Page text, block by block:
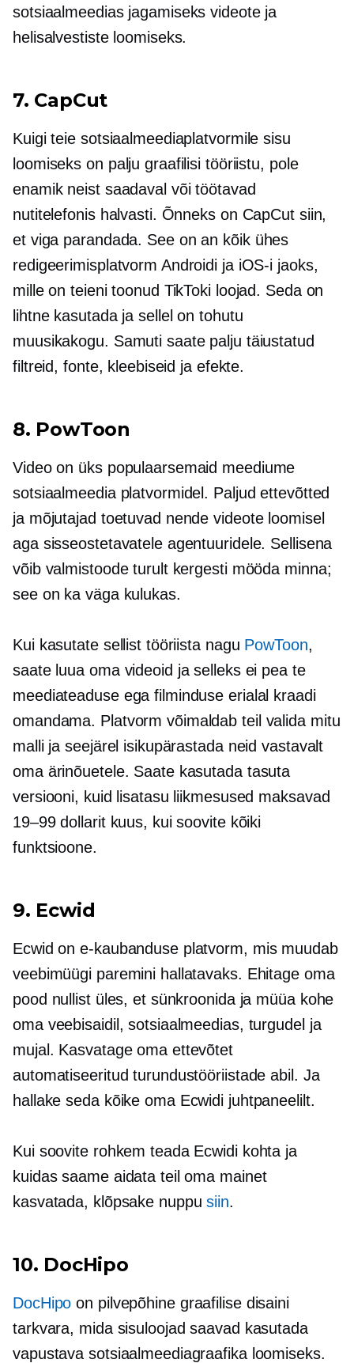
sotsiaalmeedias jagamiseks videote ja
helisalvestiste loomiseks.
7. CapCut
Kuigi teie sotsiaalmeediaplatvormile sisu
loomiseks on palju graafilisi tööriistu, pole
enamik neist saadaval või töötavad
nutitelefonis halvasti. Õnneks on CapCut siin,
et viga parandada. See on an kõik ühes
redigeerimisplatvorm Androidi ja iOS-i jaoks,
mille on teieni toonud TikToki loojad. Seda on
lihtne kasutada ja sellel on tohutu
muusikakogu. Samuti saate palju täiustatud
filtreid, fonte, kleebiseid ja efekte.
8. PowToon
Video on üks populaarsemaid meediume
sotsiaalmeedia platvormidel. Paljud ettevõtted
ja mõjutajad toetuvad nende videote loomisel
aga sisseostetavatele agentuuridele. Sellisena
võib valmistoode turult kergesti mööda minna;
see on ka väga kulukas.
Kui kasutate sellist tööriista nagu PowToon,
saate luua oma videoid ja selleks ei pea te
meediateaduse ega filminduse erialal kraadi
omandama. Platvorm võimaldab teil valida mitu
malli ja seejärel isikupärastada neid vastavalt
oma ärinõuetele. Saate kasutada tasuta
versiooni, kuid lisatasu liikmesused maksavad
19–99 dollarit kuus, kui soovite kõiki
funktsioone.
9. Ecwid
Ecwid on e-kaubanduse platvorm, mis muudab
veebimüügi paremini hallatavaks. Ehitage oma
pood nullist üles, et sünkroonida ja müüa kohe
oma veebisaidil, sotsiaalmeedias, turgudel ja
mujal. Kasvatage oma ettevõtet
automatiseeritud turundustööriistade abil. Ja
hallake seda kõike oma Ecwidi juhtpaneelilt.
Kui soovite rohkem teada Ecwidi kohta ja
kuidas saame aidata teil oma mainet
kasvatada, klõpsake nuppusiin.
10. DocHipo
DocHipo on pilvepõhinegraafilise disaini
tarkvara, mida sisuloojad saavad kasutada
vapustava sotsiaalmeediagraafika loomiseks.